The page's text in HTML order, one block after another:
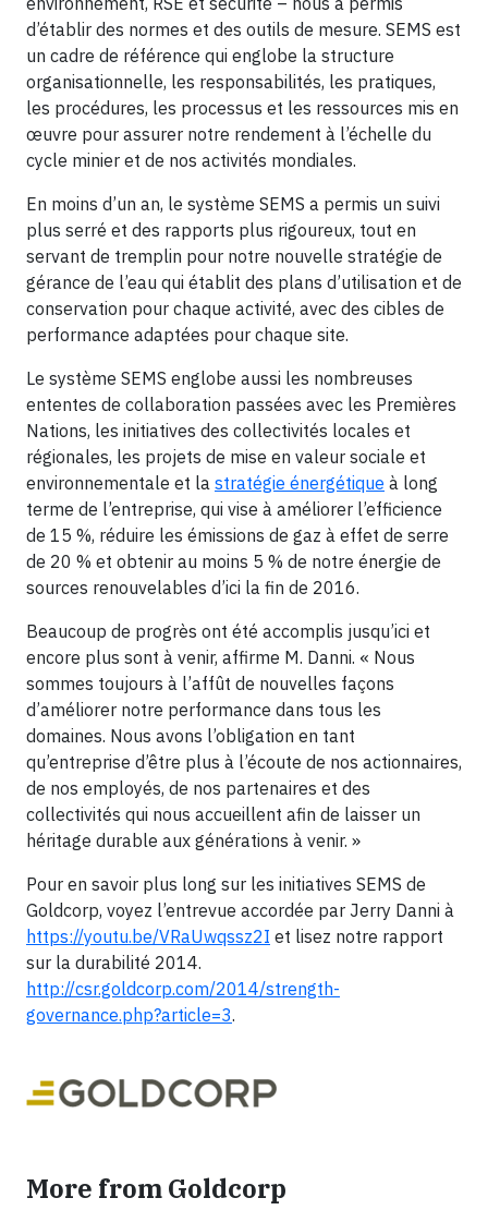
d’établir des normes et des outils de mesure. SEMS est
un cadre de référence qui englobe la structure
organisationnelle, les responsabilités, les pratiques,
les procédures, les processus et les ressources mis en
œuvre pour assurer notre rendement à l’échelle du
cycle minier et de nos activités mondiales.
En moins d’un an, le système SEMS a permis un suivi
plus serré et des rapports plus rigoureux, tout en
servant de tremplin pour notre nouvelle stratégie de
gérance de l’eau qui établit des plans d’utilisation et de
conservation pour chaque activité, avec des cibles de
performance adaptées pour chaque site.
Le système SEMS englobe aussi les nombreuses
ententes de collaboration passées avec les Premières
Nations, les initiatives des collectivités locales et
régionales, les projets de mise en valeur sociale et
environnementale et la stratégie énergétique à long
terme de l’entreprise, qui vise à améliorer l’efficience
de 15 %, réduire les émissions de gaz à effet de serre
de 20 % et obtenir au moins 5 % de notre énergie de
sources renouvelables d’ici la fin de 2016.
Beaucoup de progrès ont été accomplis jusqu’ici et
encore plus sont à venir, affirme M. Danni. « Nous
sommes toujours à l’affût de nouvelles façons
d’améliorer notre performance dans tous les
domaines. Nous avons l’obligation en tant
qu’entreprise d’être plus à l’écoute de nos actionnaires,
de nos employés, de nos partenaires et des
collectivités qui nous accueillent afin de laisser un
héritage durable aux générations à venir. »
Pour en savoir plus long sur les initiatives SEMS de
Goldcorp, voyez l’entrevue accordée par Jerry Danni à
https://youtu.be/VRaUwqssz2I et lisez notre rapport
sur la durabilité 2014.
http://csr.goldcorp.com/2014/strength-
governance.php?article=3.
More from Goldcorp